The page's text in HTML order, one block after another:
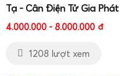
Hướng dẫn sửa cân
Tạ - Cân Điện Tử Gia Phát
4.000.000 - 8.000.000 đ
1208 lượt xem